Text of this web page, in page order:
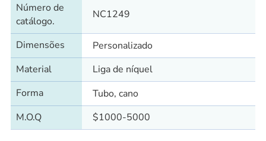
Número de
catálogo.
NC1249
Dimensões
Personalizado
Material
Liga de níquel
Forma
Tubo, cano
M.O.Q
$1000-5000